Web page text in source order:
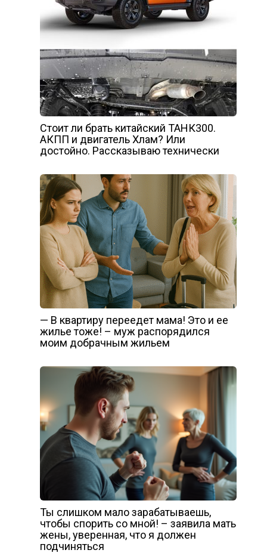
Стоит ли брать китайский ТАНК300.
АКПП и двигатель Хлам? Или
достойно. Рассказываю технически
— В квартиру переедет мама! Это и ее
жилье тоже! – муж распорядился
моим добрачным жильем
Ты слишком мало зарабатываешь,
чтобы спорить со мной! – заявила мать
жены, уверенная, что я должен
подчиняться